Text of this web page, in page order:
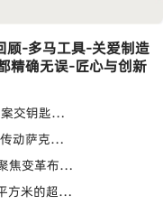
顾-多马工具-关爱制造
精确无误-匠心与创新
CIMT展商回顾-锑玛工具-全方案交钥匙及总包刀具管理服务成热点！
CIMT展商回顾-开启AI新元年-传动萨克新未来-齿轮刀具制造新可能
华锐精密2024年度业绩报告-聚焦变革布局未来-稳健+利好！
CIMT2025回顾-株钻凭借273平方米的超大展台强势亮相-现时光之刃